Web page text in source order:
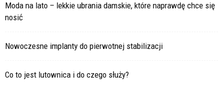
Moda na lato – lekkie ubrania damskie, które naprawdę chce się
nosić
Nowoczesne implanty do pierwotnej stabilizacji
Co to jest lutownica i do czego służy?